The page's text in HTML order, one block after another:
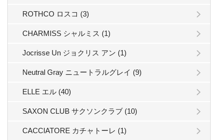
ROTHCO ロスコ (3)
CHARMISS シャルミス (1)
Jocrisse Un ジョクリス アン (1)
Neutral Gray ニュートラルグレイ (9)
ELLE エル (40)
SAXON CLUB サクソンクラブ (10)
CACCIATORE カチャトーレ (1)